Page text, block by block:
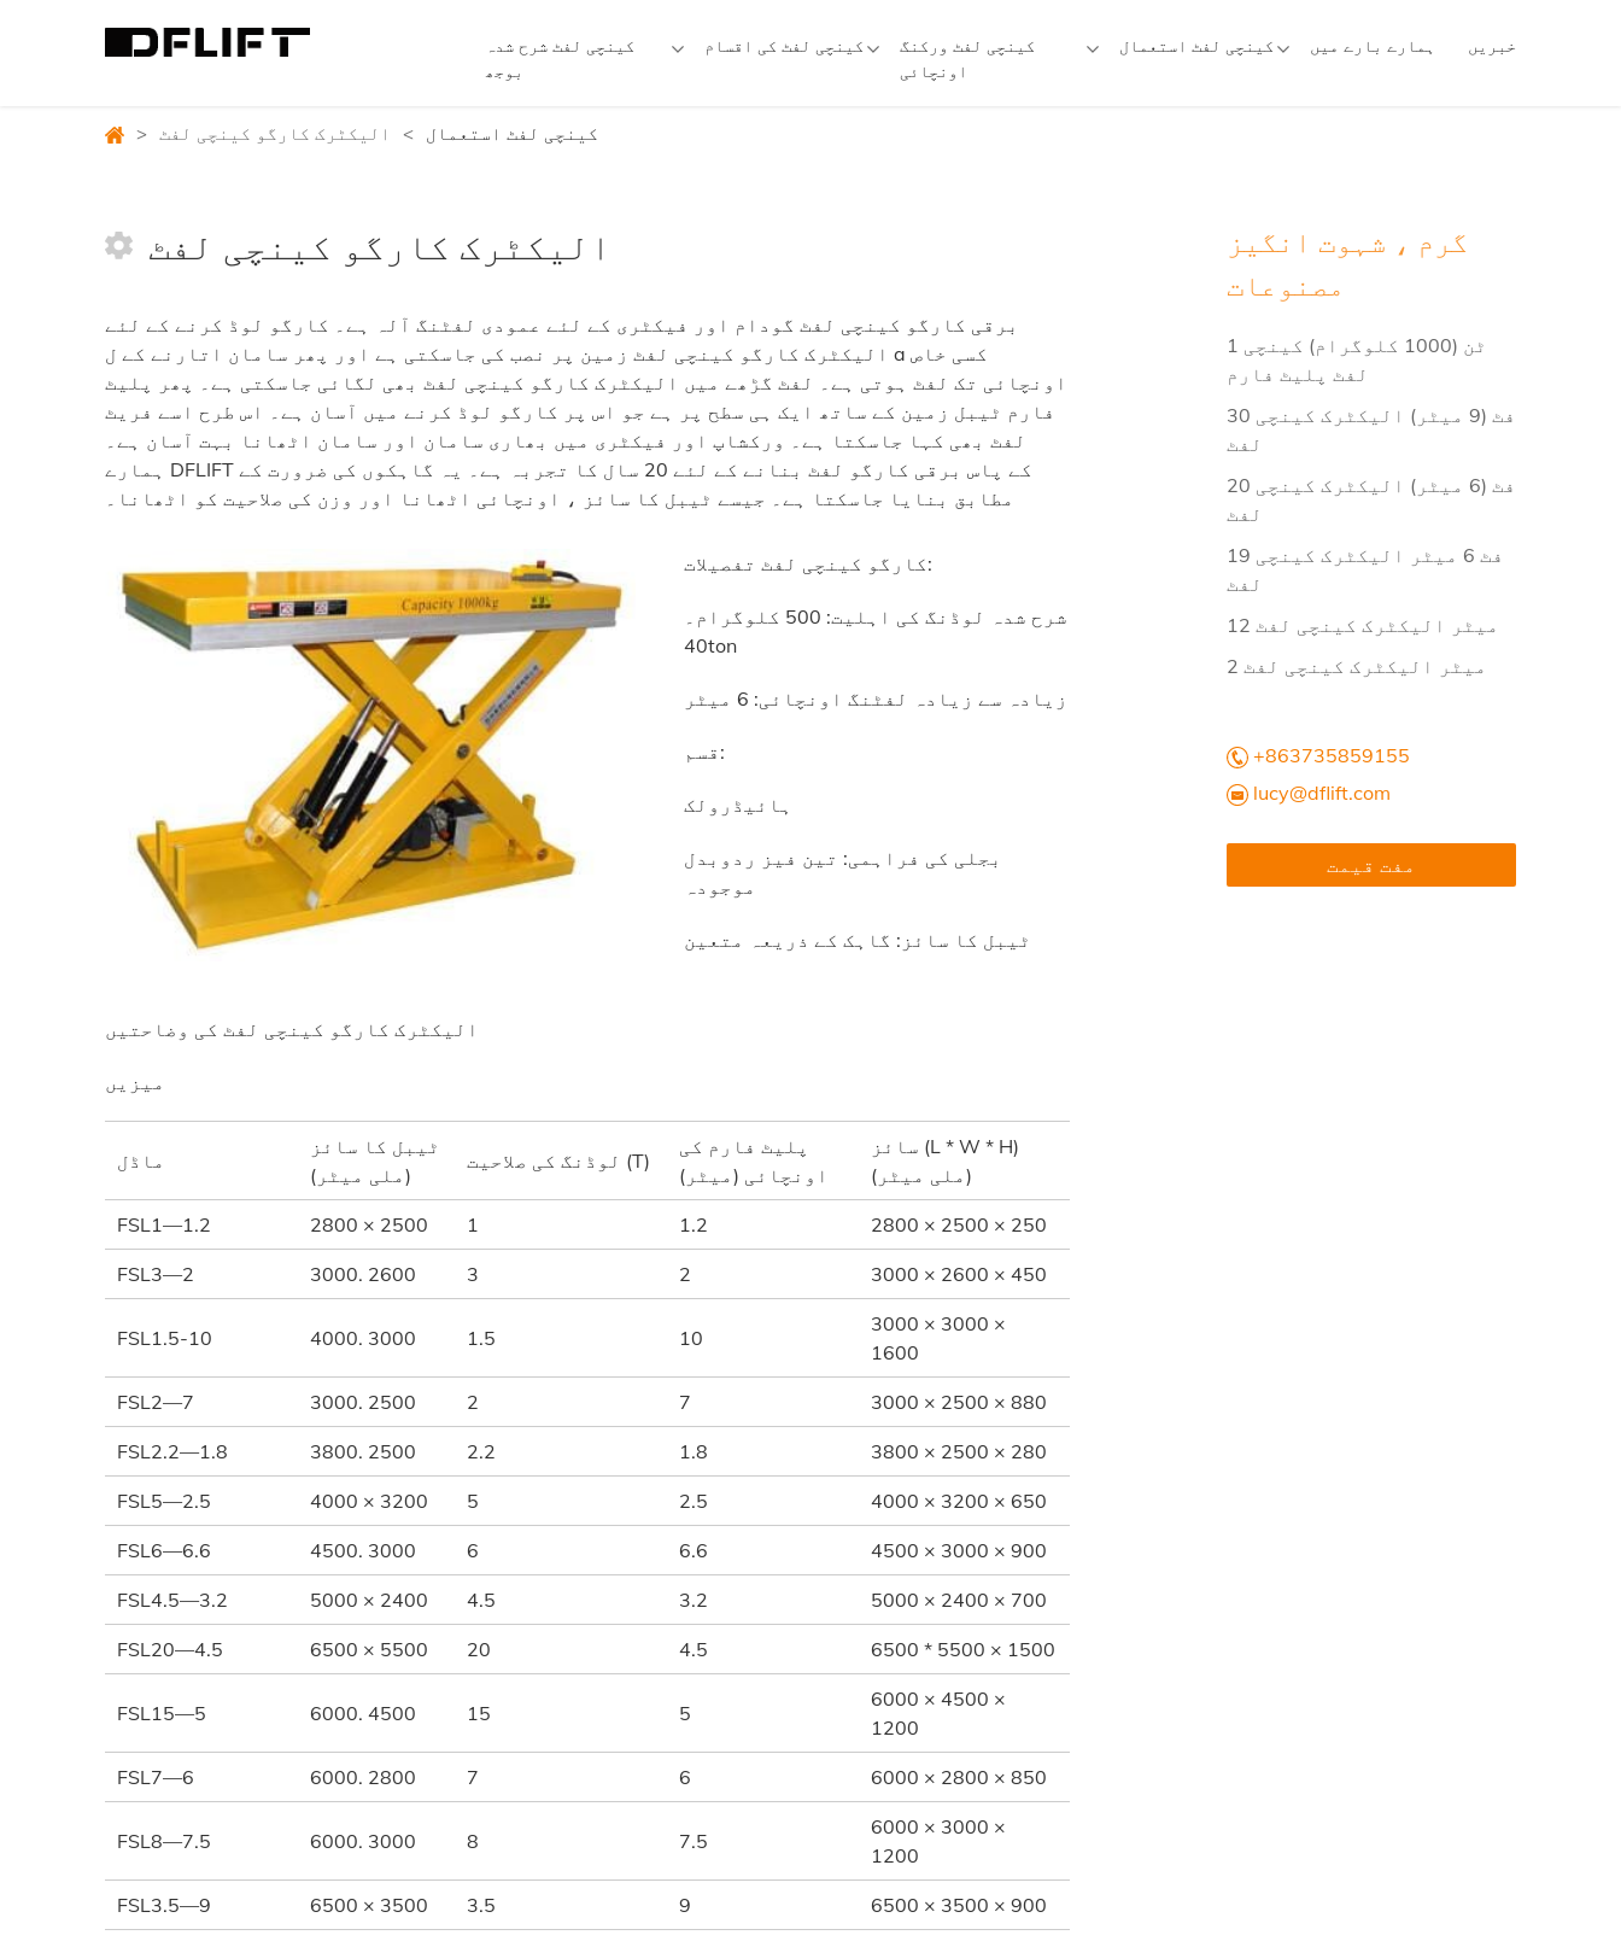
کینچی لفٹ شرح شدہ
بوجھ
کینچی لفٹ کی اقسام
کینچی لفٹ ورکنگ
اونچائی
کینچی لفٹ استعمال ہمارے بارے میں خبریں
> کینچی لفٹ استعمال > الیکٹرک کارگو کینچی لفٹ
الیکٹرک کارگو کینچی لفٹ
برقی کارگو کینچی لفٹ گودام اور فیکٹری کے لئے عمودی لفٹنگ آلہ ہے۔ کارگو لوڈ کرنے کے لئے
الیکٹرک کارگو کینچی لفٹ زمین پر نصب کی جاسکتی ہے اور پھر سامان اتارنے کے ل a کسی خاص
اونچائی تک لفٹ ہوتی ہے۔ لفٹ گڑھے میں الیکٹرک کارگو کینچی لفٹ بھی لگائی جاسکتی ہے۔ پھر پلیٹ
فارم ٹیبل زمین کے ساتھ ایک ہی سطح پر ہے جو اس پر کارگو لوڈ کرنے میں آسان ہے۔ اس طرح اسے فریٹ
لفٹ بھی کہا جاسکتا ہے۔ ورکشاپ اور فیکٹری میں بھاری سامان اور سامان اٹھانا بہت آسان ہے۔
ہمارے DFLIFT کے پاس برقی کارگو لفٹ بنانے کے لئے 20 سال کا تجربہ ہے۔ یہ گاہکوں کی ضرورت کے
مطابق بنایا جاسکتا ہے۔ جیسے ٹیبل کا سائز ، اونچائی اٹھانا اور وزن کی صلاحیت کو اٹھانا۔
کارگو کینچی لفٹ تفصیلات:
شرح شدہ لوڈنگ کی اہلیت: 500 کلوگرام۔
40ton
زیادہ سے زیادہ لفٹنگ اونچائی: 6 میٹر
قسم:
ہائیڈرولک
بجلی کی فراہمی: تین فیز ردوبدل
موجودہ
ٹیبل کا سائز: گاہک کے ذریعہ متعین
الیکٹرک کارگو کینچی لفٹ کی وضاحتیں
میزیں
ماڈل
ٹیبل کا سائز
(ملی میٹر)
لوڈنگ کی صلاحیت (T)
پلیٹ فارم کی
اونچائی (میٹر)
سائز (L * W * H)
(ملی میٹر)
FSL1—1.2 2800 × 2500 1 1.2 2800 × 2500 × 250
FSL3—2 3000. 2600 3 2 3000 × 2600 × 450
FSL1.5-10 4000. 3000 1.5 10
3000 × 3000 ×
1600
FSL2—7 3000. 2500 2 7 3000 × 2500 × 880
FSL2.2—1.8 3800. 2500 2.2 1.8 3800 × 2500 × 280
FSL5—2.5 4000 × 3200 5 2.5 4000 × 3200 × 650
FSL6—6.6 4500. 3000 6 6.6 4500 × 3000 × 900
FSL4.5—3.2 5000 × 2400 4.5 3.2 5000 × 2400 × 700
FSL20—4.5 6500 × 5500 20 4.5 6500 * 5500 × 1500
FSL15—5 6000. 4500 15 5
6000 × 4500 ×
1200
FSL7—6 6000. 2800 7 6 6000 × 2800 × 850
FSL8—7.5 6000. 3000 8 7.5
6000 × 3000 ×
1200
FSL3.5—9 6500 × 3500 3.5 9 6500 × 3500 × 900
گرم ، شہوت انگیز
مصنوعات
1 ٹن (1000 کلوگرام) کینچی
لفٹ پلیٹ فارم
30 فٹ (9 میٹر) الیکٹرک کینچی
لفٹ
20 فٹ (6 میٹر) الیکٹرک کینچی
لفٹ
19 فٹ 6 میٹر الیکٹرک کینچی
لفٹ
12 میٹر الیکٹرک کینچی لفٹ
2 میٹر الیکٹرک کینچی لفٹ
+863735859155
lucy@dflift.com
مفت قیمت